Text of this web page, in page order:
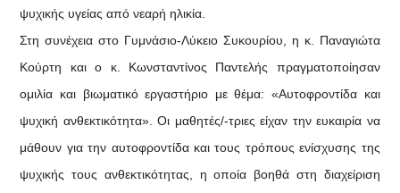
ψυχικής υγείας από νεαρή ηλικία.
Στη συνέχεια στο Γυμνάσιο-Λύκειο Συκουρίου, η κ. Παναγιώτα
Κούρτη και ο κ. Κωνσταντίνος Παντελής πραγματοποίησαν
ομιλία και βιωματικό εργαστήριο με θέμα: «Αυτοφροντίδα και
ψυχική ανθεκτικότητα». Οι μαθητές/-τριες είχαν την ευκαιρία να
μάθουν για την αυτοφροντίδα και τους τρόπους ενίσχυσης της
ψυχικής τους ανθεκτικότητας, η οποία βοηθά στη διαχείριση